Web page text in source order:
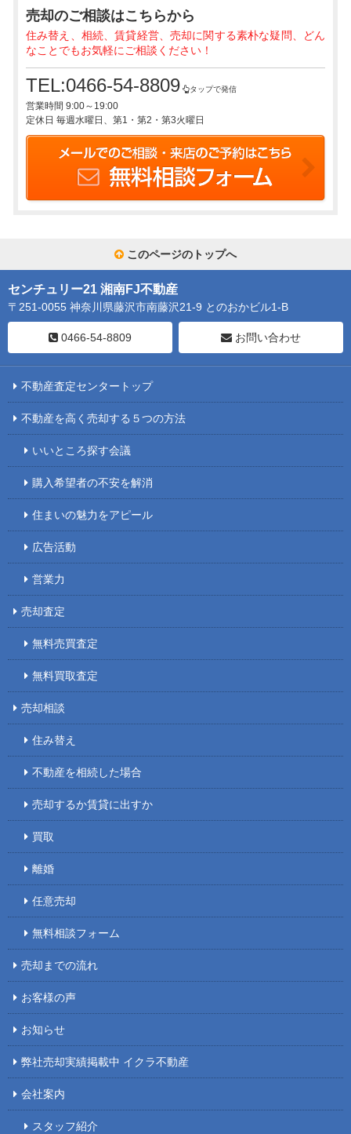
売却のご相談はこちらから
住み替え、相続、賃貸経営、売却に関する素朴な疑問、どん
なことでもお気軽にご相談ください！
TEL:0466-54-8809 タップで発信
営業時間 9:00～19:00
定休日 毎週水曜日、第1・第2・第3火曜日
このページのトップへ
センチュリー21 湘南FJ不動産
〒251-0055 神奈川県藤沢市南藤沢21-9 とのおかビル1-B
0466-54-8809 お問い合わせ
不動産査定センタートップ
不動産を高く売却する５つの方法
いいところ探す会議
購入希望者の不安を解消
住まいの魅力をアピール
広告活動
営業力
売却査定
無料売買査定
無料買取査定
売却相談
住み替え
不動産を相続した場合
売却するか賃貸に出すか
買取
離婚
任意売却
無料相談フォーム
売却までの流れ
お客様の声
お知らせ
弊社売却実績掲載中 イクラ不動産
会社案内
スタッフ紹介